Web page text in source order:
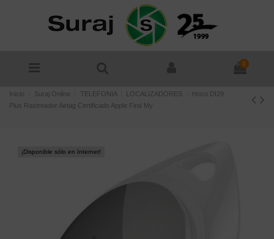
0
Inicio Suraj Online TELEFONIA LOCALIZADORES
Hoco DI29
Plus Rastreador Airtag Certificado Apple Find My
¡Disponible sólo en Internet!